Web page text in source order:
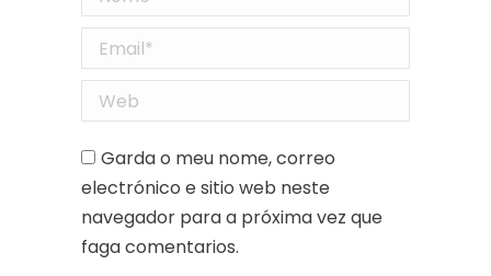
Email *
Web
Garda o meu nome, correo
electrónico e sitio web neste
navegador para a próxima vez que
faga comentarios.